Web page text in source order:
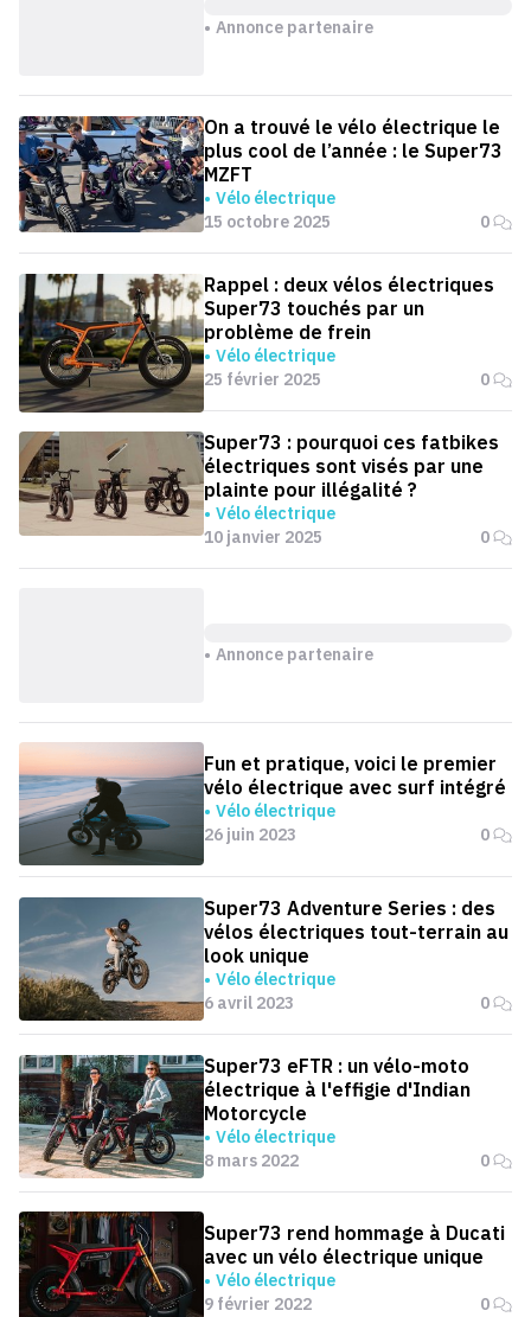
Annonce partenaire
On a trouvé le vélo électrique le
plus cool de l’année : le Super73
MZFT
Vélo électrique
15 octobre 2025
0
Rappel : deux vélos électriques
Super73 touchés par un
problème de frein
Vélo électrique
25 février 2025
0
Super73 : pourquoi ces fatbikes
électriques sont visés par une
plainte pour illégalité ?
Vélo électrique
10 janvier 2025
0
Annonce partenaire
Fun et pratique, voici le premier
vélo électrique avec surf intégré
Vélo électrique
26 juin 2023
0
Super73 Adventure Series : des
vélos électriques tout-terrain au
look unique
Vélo électrique
6 avril 2023
0
Super73 eFTR : un vélo-moto
électrique à l'effigie d'Indian
Motorcycle
Vélo électrique
8 mars 2022
0
Super73 rend hommage à Ducati
avec un vélo électrique unique
Vélo électrique
9 février 2022
0